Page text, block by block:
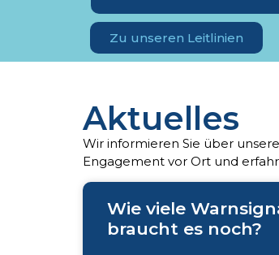
Zu unseren Leitlinien
Aktuelles
Wir informieren Sie über
Engagement vor Ort und
Wie viele
braucht es noch?